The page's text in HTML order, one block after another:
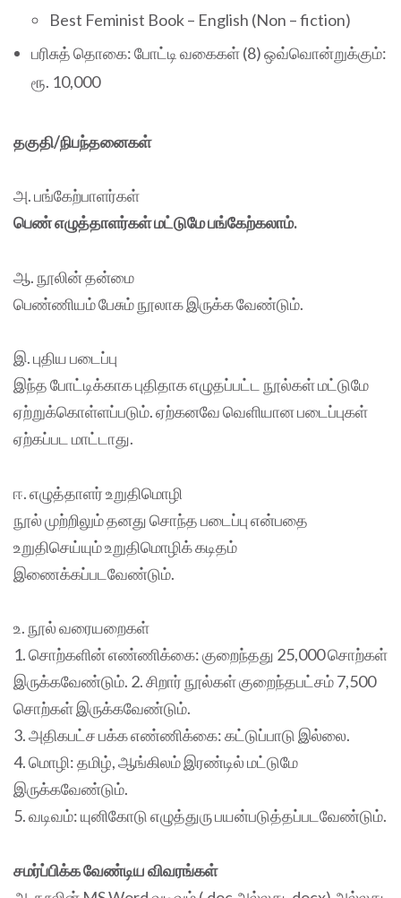
Best Feminist Book – English (Non – fiction)
பரிசுத் தொகை: போட்டி வகைகள் (8) ஒவ்வொன்றுக்கும்:
ரூ. 10,000
தகுதி/நிபந்தனைகள்
அ. பங்கேற்பாளர்கள்
பெண் எழுத்தாளர்கள் மட்டுமே பங்கேற்கலாம்.
ஆ. நூலின் தன்மை
பெண்ணியம் பேசும் நூலாக இருக்க வேண்டும்.
இ. புதிய படைப்பு
இந்த போட்டிக்காக புதிதாக எழுதப்பட்ட நூல்கள் மட்டுமே
ஏற்றுக்கொள்ளப்படும். ஏற்கனவே வெளியான படைப்புகள்
ஏற்கப்பட மாட்டாது.
ஈ. எழுத்தாளர் உறுதிமொழி
நூல் முற்றிலும் தனது சொந்த படைப்பு என்பதை
உறுதிசெய்யும் உறுதிமொழிக் கடிதம்
இணைக்கப்படவேண்டும்.
உ. நூல் வரையறைகள்
1. சொற்களின் எண்ணிக்கை: குறைந்தது 25,000 சொற்கள்
இருக்கவேண்டும். 2. சிறார் நூல்கள் குறைந்தபட்சம் 7,500
சொற்கள் இருக்கவேண்டும்.
3. அதிகபட்ச பக்க எண்ணிக்கை: கட்டுப்பாடு இல்லை.
4. மொழி: தமிழ், ஆங்கிலம் இரண்டில் மட்டுமே
இருக்கவேண்டும்.
5. வடிவம்: யுனிகோடு எழுத்துரு பயன்படுத்தப்படவேண்டும்.
சமர்ப்பிக்க வேண்டிய விவரங்கள்